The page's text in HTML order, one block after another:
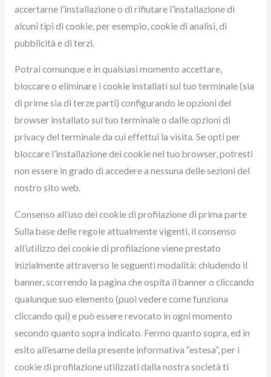
accertarne l’installazione o di rifiutare l’installazione di
alcuni tipi di cookie, per esempio, cookie di analisi, di
pubblicità e di terzi.
Potrai comunque e in qualsiasi momento accettare,
bloccare o eliminare i cookie installati sul tuo terminale (sia
di prime sia di terze parti) configurando le opzioni del
browser installato sul tuo terminale o dalle opzioni di
privacy del terminale da cui effettui la visita. Se opti per
bloccare l’installazione dei cookie nel tuo browser, potresti
non essere in grado di accedere a nessuna delle sezioni del
nostro sito web.
Consenso all’uso dei cookie di profilazione di prima parte
Sulla base delle regole attualmente vigenti, il consenso
all’utilizzo dei cookie di profilazione viene prestato
inizialmente attraverso le seguenti modalità: chiudendo il
banner, scorrendo la pagina che ospita il banner o cliccando
qualunque suo elemento (puoi vedere come funziona
cliccando qui) e può essere revocato in ogni momento
secondo quanto sopra indicato. Fermo quanto sopra, ed in
esito all’esame della presente informativa “estesa”, per i
cookie di profilazione utilizzati dalla nostra società ti